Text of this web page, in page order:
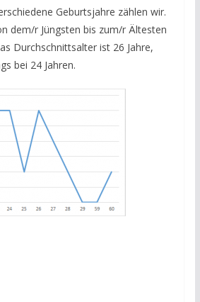
Geburtsjahre zählen wir.
dem/r Jüngsten bis zum/r Ältesten
Durchschnittsalter ist 26 Jahre,
bei 24 Jahren.